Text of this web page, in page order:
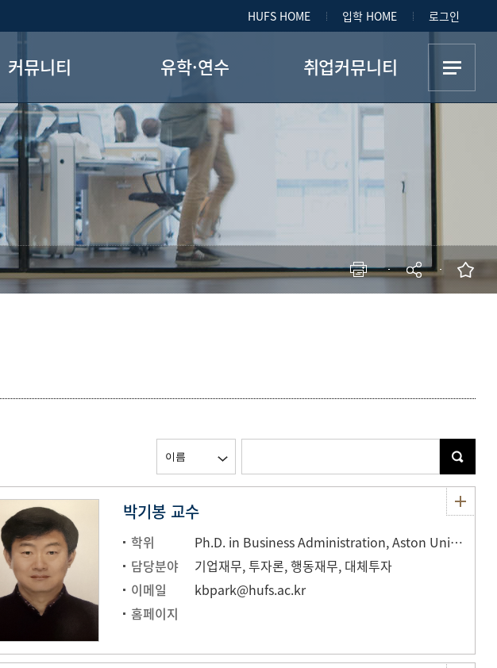
HUFS HOME 입학 HOME 로그인
커뮤니티
학과공지
강의자료실
학과앨범
학생회
학회
유학·연수
복수학위프로그램
7+1파견장학생
교환학생
길라잡이
취업커뮤니티
취업(인턴)게시판
취업(인턴)경험담
메뉴추가
박기봉 교수
학위
Ph.D. in Business Administration, Aston University in Birmingham, UK
담당분야
기업재무, 투자론, 행동재무, 대체투자
이메일
kbpark@hufs.ac.kr
홈페이지